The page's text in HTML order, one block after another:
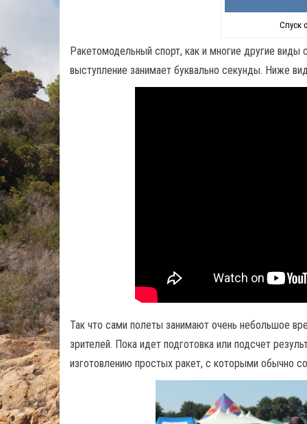
Спуск
Ракетомодельный спорт, как и многие другие
выступление занимает буквально секунды. Ниже
Так что сами полеты занимают очень небольшое
зрителей. Пока идет подготовка или подсчет
изготовлению простых ракет, с которыми обычно